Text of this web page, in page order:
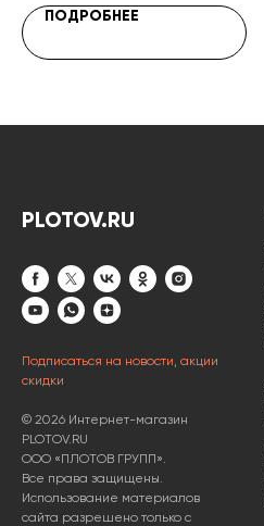
ПОДРОБНЕЕ
PLOTOV.RU
Подписаться на новости, акции
скидки
© 2026 Интернет-магазин
PLOTOV.RU
ООО «ПЛОТОВ ГРУПП».
Все права защищены.
Использование материалов
сайта разрешено только с